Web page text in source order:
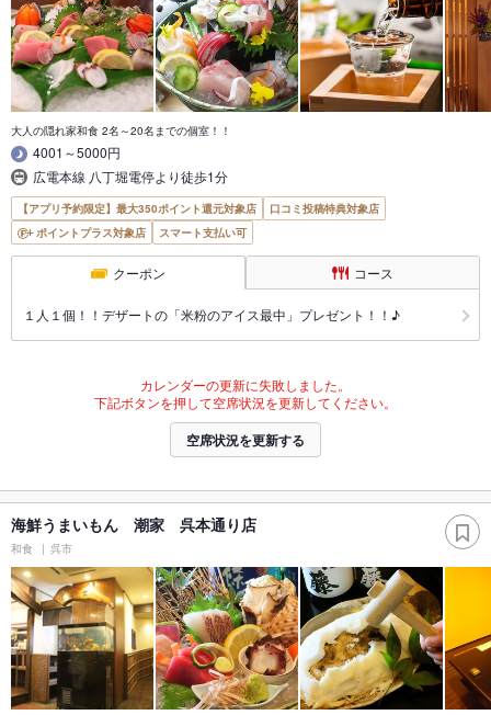
大人の隠れ家和食 2名～20名までの個室！！
4001～5000円
広電本線 八丁堀電停より徒歩1分
【アプリ予約限定】最大350ポイント還元対象店
口コミ投稿特典対象店
ポイントプラス対象店
スマート支払い可
クーポン コース
１人１個！！デザートの「米粉のアイス最中」プレゼント！！♪
カレンダーの更新に失敗しました。
下記ボタンを押して空席状況を更新してください。
空席状況を更新する
海鮮うまいもん 潮家 呉本通り店
和食 呉市